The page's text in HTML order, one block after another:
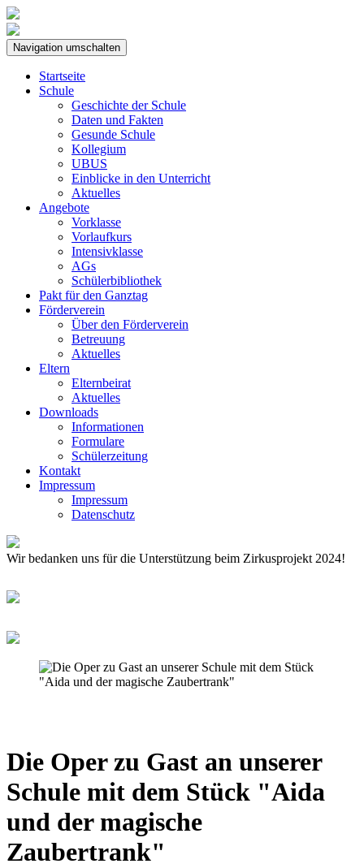
Navigation umschalten
Startseite
Schule
Geschichte der Schule
Daten und Fakten
Gesunde Schule
Kollegium
UBUS
Einblicke in den Unterricht
Aktuelles
Angebote
Vorklasse
Vorlaufkurs
Intensivklasse
AGs
Schülerbibliothek
Pakt für den Ganztag
Förderverein
Über den Förderverein
Betreuung
Aktuelles
Eltern
Elternbeirat
Aktuelles
Downloads
Informationen
Formulare
Schülerzeitung
Kontakt
Impressum
Impressum
Datenschutz
Wir bedanken uns für die Unterstützung beim Zirkusprojekt 2024!
Die Oper zu Gast an unserer
Schule mit dem Stück "Aida
und der magische
Zaubertrank"